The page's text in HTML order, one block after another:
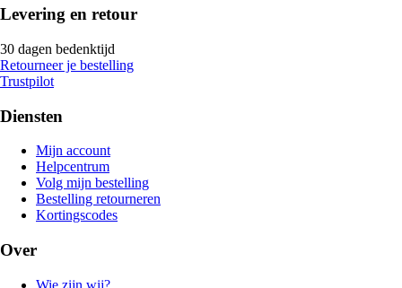
Levering en retour
30 dagen bedenktijd
Retourneer je bestelling
Trustpilot
Diensten
Mijn account
Helpcentrum
Volg mijn bestelling
Bestelling retourneren
Kortingscodes
Over
Wie zijn wij?